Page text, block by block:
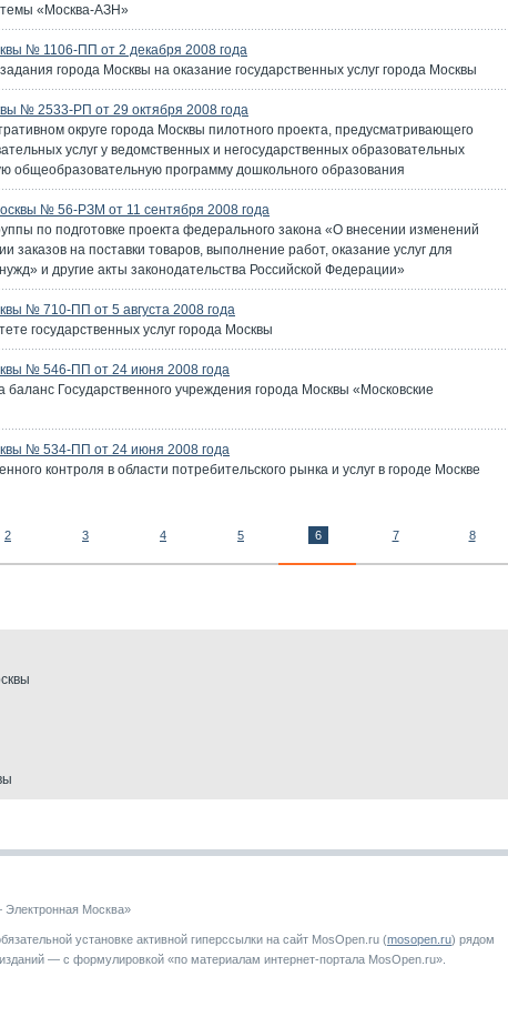
«Москва-АЗН»
№ 1106-ПП от 2 декабря 2008 года
города Москвы на оказание государственных услуг города Москвы
№ 2533-РП от 29 октября 2008 года
округе города Москвы пилотного проекта, предусматривающего
услуг у ведомственных и негосударственных образовательных
общеобразовательную программу дошкольного образования
№ 56-РЗМ от 11 сентября 2008 года
по подготовке проекта федерального закона «О внесении изменений
на поставки товаров, выполнение работ, оказание услуг для
и другие акты законодательства Российской Федерации»
№ 710-ПП от 5 августа 2008 года
государственных услуг города Москвы
№ 546-ПП от 24 июня 2008 года
Государственного учреждения города Москвы «Московские
№ 534-ПП от 24 июня 2008 года
контроля в области потребительского рынка и услуг в городе Москве
2 3 4 5 6 7 8
Москва»
установке активной гиперссылки на сайт MosOpen.ru (mosopen.ru) рядом
— с формулировкой «по материалам интернет-портала MosOpen.ru».